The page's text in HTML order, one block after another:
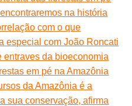
na história
com o que
especial com João Roncati
entraves da bioeconomia
em pé na Amazônia
da Amazônia é a
sua conservação, afirma